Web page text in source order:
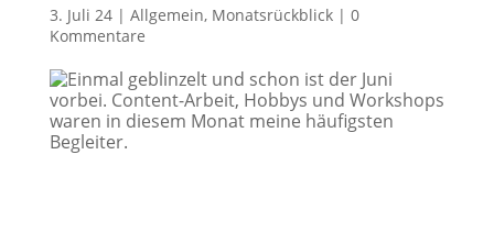
3. Juli 24| Allgemein, Monatsrückblick| 0
Kommentare